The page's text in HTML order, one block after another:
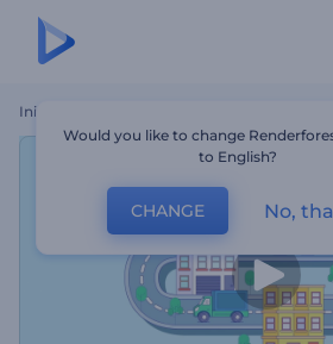
Inicio
Would you like to change
to English?
CHANGE No,